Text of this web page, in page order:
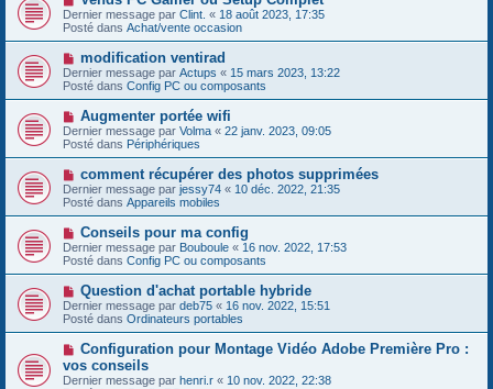
s
a
g
u
m
e
s
s
a
g
o
u
v
a
u
m
e
s
s
a
g
Dernier message par Clint. « 18 août 2023, 17:35
Posté dans Achat/vente occasion
N
o
u
v
a
u
m
e
s
s
a
g
e
modification ventirad
Dernier message par Actups « 15 mars 2023, 13:22
Posté dans Config PC ou composants
N
o
u
v
a
u
m
e
s
s
a
g
e
Augmenter portée wifi
Dernier message par Volma « 22 janv. 2023, 09:05
Posté dans Périphériques
N
o
u
v
a
u
m
e
s
s
a
g
e
comment récupérer des photos supprimées
Dernier message par jessy74 « 10 déc. 2022, 21:35
Posté dans Appareils mobiles
N
o
u
v
a
u
m
e
s
s
a
Conseils pour ma config
Dernier message par Bouboule « 16 nov. 2022, 17:53
Posté dans Config PC ou composants
N
o
u
v
a
u
m
Question d'achat portable hybride
Dernier message par deb75 « 16 nov. 2022, 15:51
Posté dans Ordinateurs portables
N
u
v
Configuration pour Montage Vidéo Adobe Première Pro :
vos conseils
Dernier message par henri.r « 10 nov. 2022, 22:38